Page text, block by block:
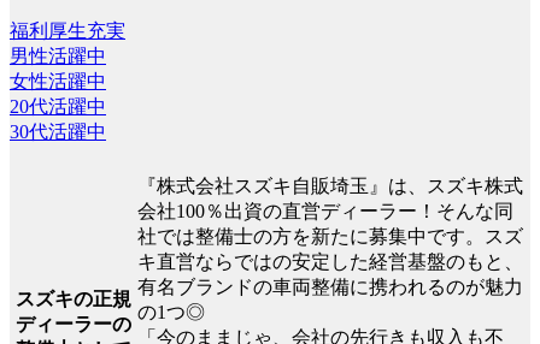
福利厚生充実
男性活躍中
女性活躍中
20代活躍中
30代活躍中
スズキの正規
ディーラーの
『株式会社スズキ自販埼玉』は、スズキ株式
会社100％出資の直営ディーラー！そんな同
社では整備士の方を新たに募集中です。スズ
キ直営ならではの安定した経営基盤のもと、
有名ブランドの車両整備に携われるのが魅力
の1つ◎
「今のままじゃ、会社の先行きも収入も不